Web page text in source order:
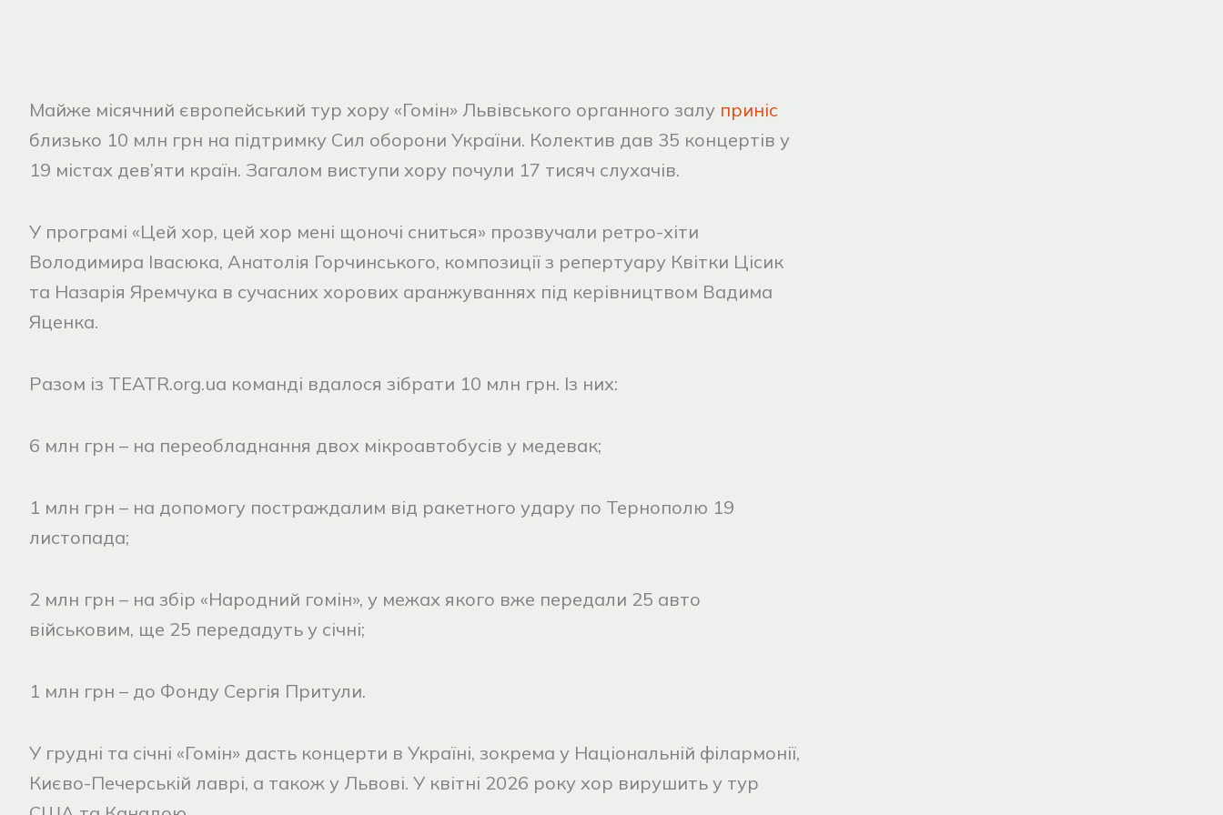
Майже місячний європейський тур хору «Гомін» Львівського органного залу приніс
близько 10 млн грн на підтримку Сил оборони України. Колектив дав 35 концертів у
19 містах дев’яти країн. Загалом виступи хору почули 17 тисяч слухачів.
У програмі «Цей хор, цей хор мені щоночі сниться» прозвучали ретро-хіти
Володимира Івасюка, Анатолія Горчинського, композиції з репертуару Квітки Цісик
та Назарія Яремчука в сучасних хорових аранжуваннях під керівництвом Вадима
Яценка.
Разом із TEATR.org.ua команді вдалося зібрати 10 млн грн. Із них:
6 млн грн – на переобладнання двох мікроавтобусів у медевак;
1 млн грн – на допомогу постраждалим від ракетного удару по Тернополю 19
листопада;
2 млн грн – на збір «Народний гомін», у межах якого вже передали 25 авто
військовим, ще 25 передадуть у січні;
1 млн грн – до Фонду Сергія Притули.
У грудні та січні «Гомін» дасть концерти в Україні, зокрема у Національній філармонії,
Києво-Печерській лаврі, а також у Львові. У квітні 2026 року хор вирушить у тур